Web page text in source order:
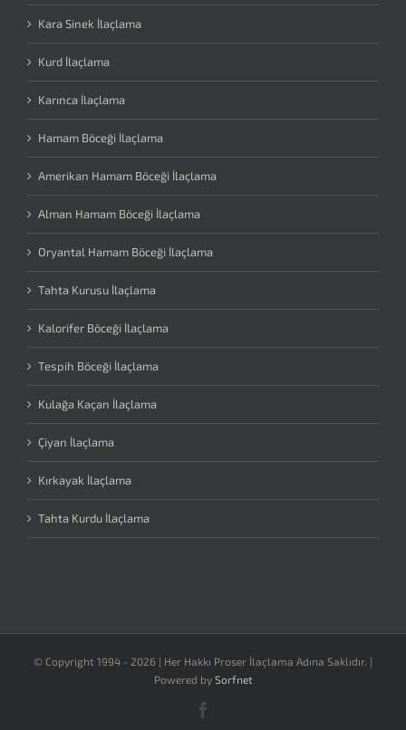
Kara Sinek İlaçlama
Kurd İlaçlama
Karınca İlaçlama
Hamam Böceği İlaçlama
Amerikan Hamam Böceği İlaçlama
Alman Hamam Böceği İlaçlama
Oryantal Hamam Böceği İlaçlama
Tahta Kurusu İlaçlama
Kalorifer Böceği İlaçlama
Tespih Böceği İlaçlama
Kulağa Kaçan İlaçlama
Çiyan İlaçlama
Kırkayak İlaçlama
Tahta Kurdu İlaçlama
© Copyright 1994 - 2026 | Her Hakkı Proser İlaçlama Adına Saklıdır. |
Powered by Sorfnet